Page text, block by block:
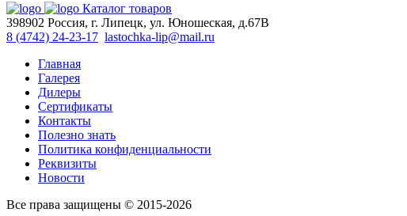
Каталог товаров
398902 Россия, г. Липецк, ул. Юношеская, д.67В
8 (4742) 24-23-17 lastochka-lip@mail.ru
Главная
Галерея
Дилеры
Сертификаты
Контакты
Полезно знать
Политика конфиденциальности
Реквизиты
Новости
Все права защищены © 2015-2026